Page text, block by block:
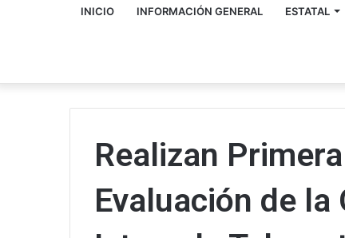
INICIO INFORMACIÓN GENERAL ESTATAL
Realizan
Evaluación de la